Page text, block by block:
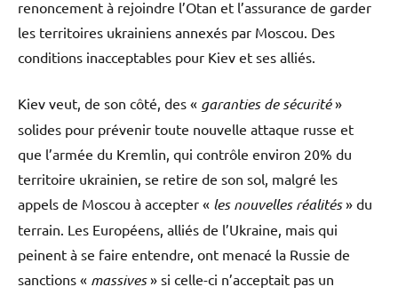
renoncement à rejoindre l’Otan et l’assurance de garder
les territoires ukrainiens annexés par Moscou. Des
conditions inacceptables pour Kiev et ses alliés.
Kiev veut, de son côté, des « garanties de sécurité»
solides pour prévenir toute nouvelle attaque russe et
que l’armée du Kremlin, qui contrôle environ 20% du
territoire ukrainien, se retire de son sol, malgré les
appels de Moscou à accepter « les nouvelles réalités» du
terrain. Les Européens, alliés de l’Ukraine, mais qui
peinent à se faire entendre, ont menacé la Russie de
sanctions « massives» si celle-ci n’acceptait pas un